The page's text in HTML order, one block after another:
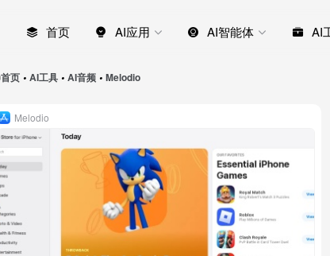
首页 AI应用 AI智能体 AI
首页 • AI工具 • AI音频 • Melodio
Melodio